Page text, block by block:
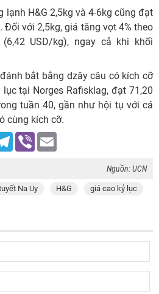
lạnh H&G 2,5kg và 4-6kg cũng đạt
với 2,5kg, giá tăng vọt 4% theo
USD/kg), ngay cả khi khối
bắt bằng dzây câu có kích cỡ
tại Norges Rafisklag, đạt 71,20
tuần 40, gần như hội tụ với cá
cùng kích cỡ.
Telegram
Viber
Nguồn: UCN
Na Uy H&G giá cao kỷ lục